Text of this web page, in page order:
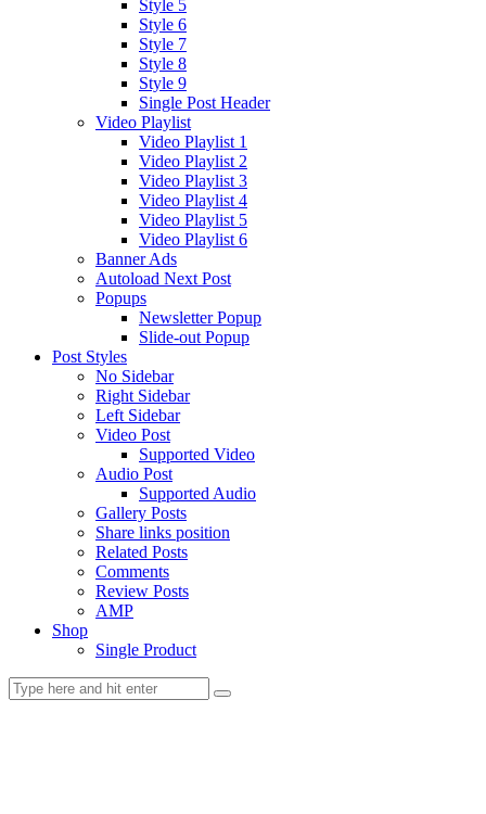
Style 5
Style 6
Style 7
Style 8
Style 9
Single Post Header
Video Playlist
Video Playlist 1
Video Playlist 2
Video Playlist 3
Video Playlist 4
Video Playlist 5
Video Playlist 6
Banner Ads
Autoload Next Post
Popups
Newsletter Popup
Slide-out Popup
Post Styles
No Sidebar
Right Sidebar
Left Sidebar
Video Post
Supported Video
Audio Post
Supported Audio
Gallery Posts
Share links position
Related Posts
Comments
Review Posts
AMP
Shop
Single Product